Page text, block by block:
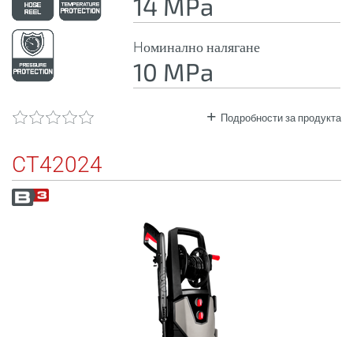
14 MPa
Hоминално налягане
10 MPa
Подробности за продукта
CT42024